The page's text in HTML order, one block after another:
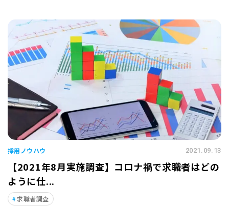
採用ノウハウ 2021.09.13
【2021年8月実施調査】コロナ禍で求職者はどの
ように仕...
求職者調査